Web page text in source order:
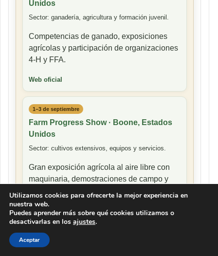
Unidos
Sector: ganadería, agricultura y formación juvenil.
Competencias de ganado, exposiciones
agrícolas y participación de organizaciones
4-H y FFA.
Web oficial
1–3 de septiembre
Farm Progress Show · Boone, Estados
Unidos
Sector: cultivos extensivos, equipos y servicios.
Gran exposición agrícola al aire libre con
maquinaria, demostraciones de campo y
Web oficial
Una guía rápida para seguir clima,
Utilizamos cookies para ofrecerte la mejor experiencia en
nuestra web.
Puedes aprender más sobre qué cookies utilizamos o
desactivarlas en los ajustes.
Aceptar